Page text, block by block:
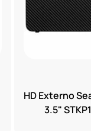
HD Externo
3.5"